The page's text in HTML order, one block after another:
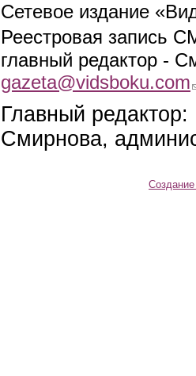
Сетевое издание
Реестровая запись
главный редактор -
gazeta@vidsboku.com
Главный
Смирнова,
Создание